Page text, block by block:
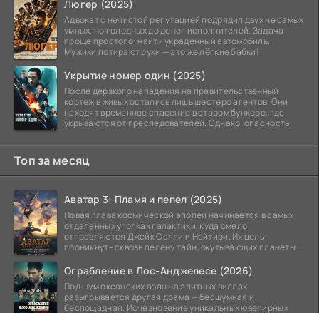
Люгер (2025)
Адвокат с нечистой репутацией подрядил двух не самых
умных, но голодных до денег исполнителей. Задача
проще простого: найти украденный автомобиль.
Мужики потирают руки — это же лёгкие бабки!
Укрытие номер один (2025)
После дерзкого нападения на правительственный
кортеж в живых остались лишь шестеро агентов. Они
находят временное спасение в старом бункере, где
укрываются от преследователей. Однако, опасность
Топ за месяц
Аватар 3: Пламя и пепел (2025)
Новая глава космической эпопеи начинается в самых
отдаленных уголках галактики, куда смело
отправляются Джейк Салли и Нейтири. Их цель –
проникнуть сквозь пелену тайн, окутывающих планеты
Ограбление в Лос-Анджелесе (2026)
Под шум океанских волн на элитных виллах
разыгрывается другая драма — бесшумная и
беспощадная. Исчезновение уникальных ювелирных